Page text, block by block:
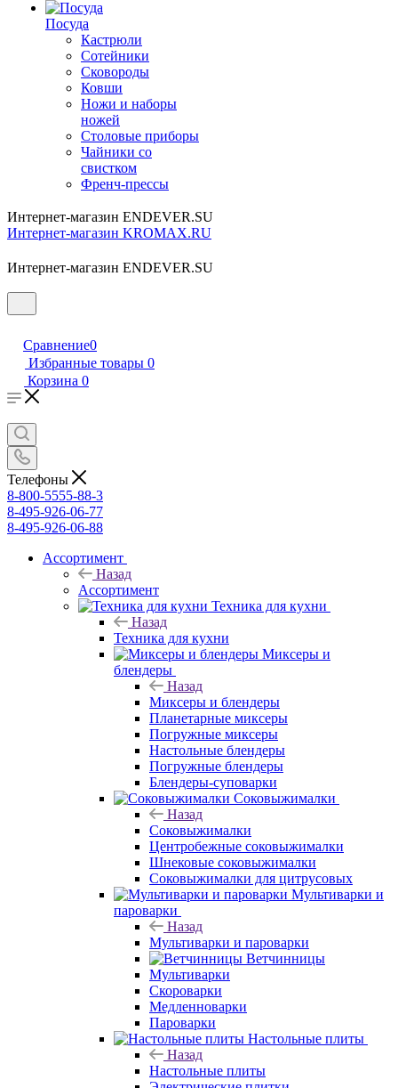
Посуда
Кастрюли
Сотейники
Сковороды
Ковши
Ножи и наборы
ножей
Столовые приборы
Чайники со
свистком
Френч-прессы
Интернет-магазин ENDEVER.SU
Интернет-магазин KROMAX.RU
Интернет-магазин ENDEVER.SU
Сравнение0
Избранные товары 0
Корзина 0
Телефоны
8-800-5555-88-3
8-495-926-06-77
8-495-926-06-88
Ассортимент
Назад
Ассортимент
Техника для кухни
Назад
Техника для кухни
Миксеры и
блендеры
Назад
Миксеры и блендеры
Планетарные миксеры
Погружные миксеры
Настольные блендеры
Погружные блендеры
Блендеры-суповарки
Соковыжималки
Назад
Соковыжималки
Центробежные соковыжималки
Шнековые соковыжималки
Соковыжималки для цитрусовых
Мультиварки и
пароварки
Назад
Мультиварки и пароварки
Ветчинницы
Мультиварки
Скороварки
Медленноварки
Пароварки
Настольные плиты
Назад
Настольные плиты